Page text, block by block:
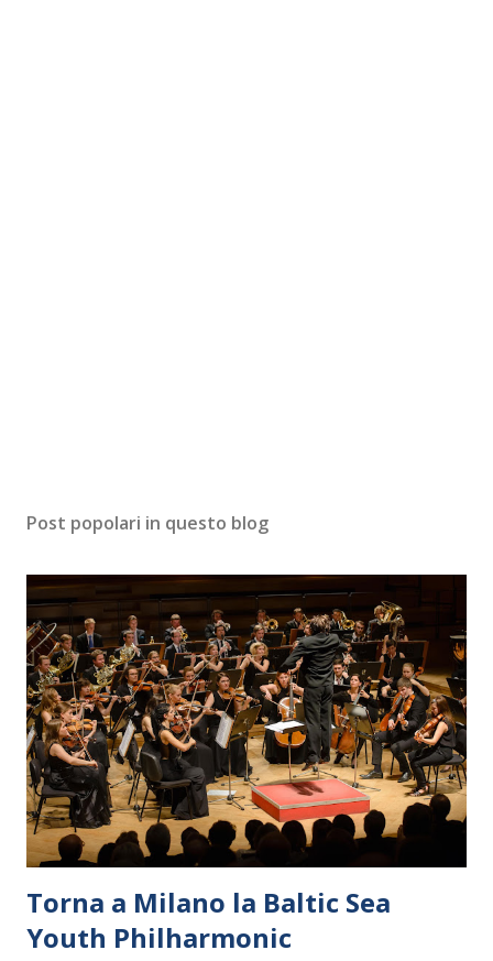
Post popolari in questo blog
Torna a Milano la Baltic Sea
Youth Philharmonic